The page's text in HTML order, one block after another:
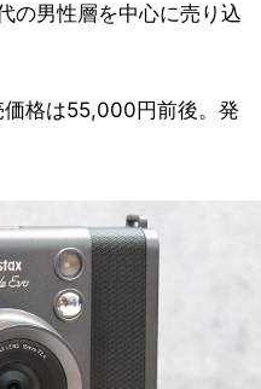
の男性層を中心に売り込
格は55,000円前後。発